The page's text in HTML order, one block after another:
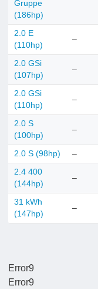
Error9
Gruppe
(186hp)
2.0 E
(110hp)
–
2.0 GSi
(107hp)
–
2.0 GSi
(110hp)
–
2.0 S
(100hp)
–
2.0 S (98hp) –
2.4 400
(144hp)
–
31 kWh
(147hp)
–
Error9